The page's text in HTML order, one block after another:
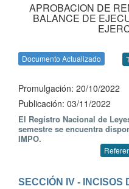
APROBACION DE
BALANCE DE
Documento Actualizado
Promulgación: 20/10/2022
Publicación: 03/11/2022
El Registro Nacional de
semestre se encuentra
IMPO.
SECCIÓN IV - INCISOS